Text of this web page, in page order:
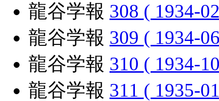
龍谷学報 308 ( 1934-
龍谷学報 309 ( 1934-
龍谷学報 310 ( 1934-
龍谷学報 311 ( 1935-